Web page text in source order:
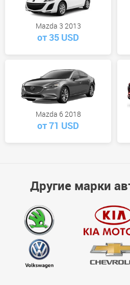
Mazda 3 2013
от 35 USD
Mazda 6 2018
от 71 USD
Другие марки